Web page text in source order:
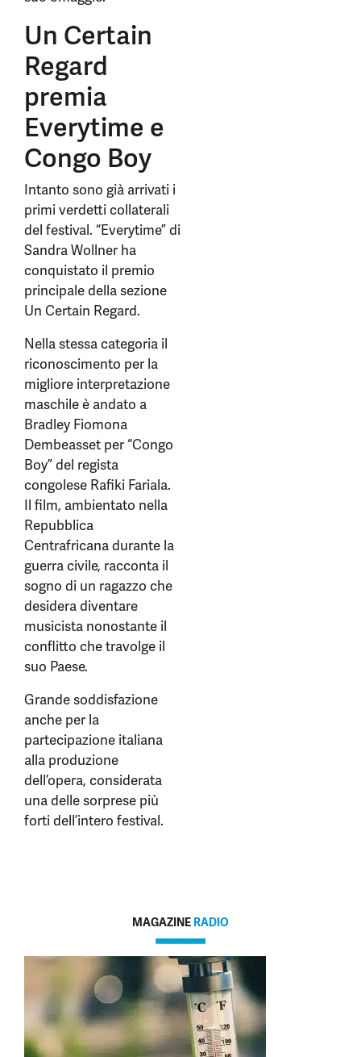
Un Certain
Regard
premia
Everytime e
Congo Boy
Intanto sono già arrivati i
primi verdetti collaterali
del festival. “Everytime” di
Sandra Wollner ha
conquistato il premio
principale della sezione
Un Certain Regard.
Nella stessa categoria il
riconoscimento per la
migliore interpretazione
maschile è andato a
Bradley Fiomona
Dembeasset per “Congo
Boy” del regista
congolese Rafiki Fariala.
Il film, ambientato nella
Repubblica
Centrafricana durante la
guerra civile, racconta il
sogno di un ragazzo che
desidera diventare
musicista nonostante il
conflitto che travolge il
suo Paese.
Grande soddisfazione
anche per la
partecipazione italiana
alla produzione
dell’opera, considerata
una delle sorprese più
forti dell’intero festival.
MAGAZINE RADIO